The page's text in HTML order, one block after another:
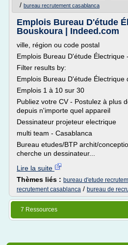
/ bureau recrutement casablanca
Emplois Bureau D'étude
Bouskoura | Indeed.com
ville, région ou code postal
Emplois Bureau D'étude Électrique
Filter results by:
Emplois Bureau D'étude Électrique
Emplois 1 à 10 sur 30
Publiez votre CV - Postulez à plus
depuis n'importe quel appareil
Dessinateur projeteur electrique
multi team - Casablanca
Bureau etudes/BTP archit/
cherche un dessinateur...
Lire la suite
Thèmes liés : bureau d'etude
recrutement casablanca / bureau de
7 Ressources